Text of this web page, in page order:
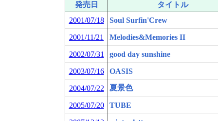
発売日
タイトル
2001/07/18
Soul Surfin'Crew
2001/11/21 Melodies&Memories II
2002/07/31 good day sunshine
2003/07/16 OASIS
2004/07/22 夏景色
2005/07/20 TUBE